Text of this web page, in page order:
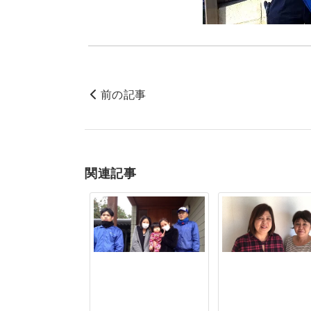
前の記事
関連記事